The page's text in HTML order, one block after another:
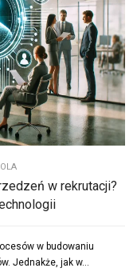
OLA
w rekrutacji?
w budowaniu
Jednakże, jak w...